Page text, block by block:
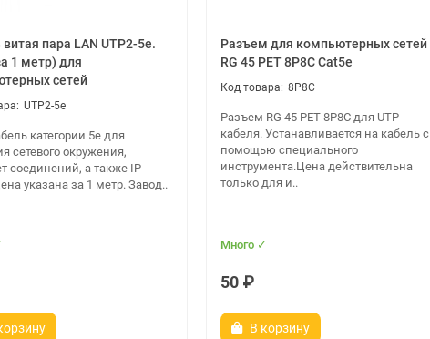
пара LAN UTP2-5e.
1 метр) для
сетей
UTP2-5e
категории 5e для
сетевого окружения,
соединений, а также IP
указана за 1 метр. Завод..
Разъем для компьютерных сетей
RG 45 PET 8P8C Cat5e
8P8C
Разъем RG 45 PET 8P8C для UTP
кабеля. Устанавливается на кабель с
помощью специального
инструмента.Цена действительна
только для и..
Много ✓
50 ₽
В корзину